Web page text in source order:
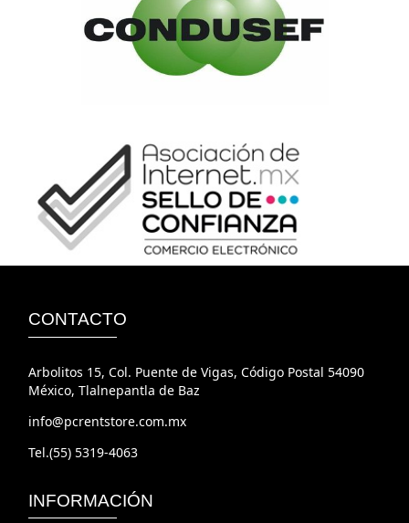
CONTACTO
Arbolitos 15, Col. Puente de Vigas, Código Postal 54090
México, Tlalnepantla de Baz
info@pcrentstore.com.mx
Tel.(55) 5319-4063
INFORMACIÓN